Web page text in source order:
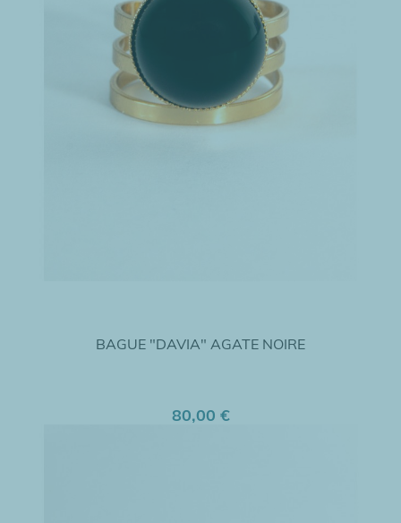
BAGUE "DAVIA" AGATE NOIRE
80,00 €